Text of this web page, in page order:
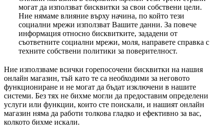
могат да използват бисквитки за свои собствени цели.
Ние нямаме влияние върху начина, по който тези
социални мрежи използват Вашите данни. За повече
информация относно бисквитките, зададени от
съответните социални мрежи, моля, направете справка с
техните собствени политики за поверителност.
Ние използваме всички горепосочени бисквитки на нашия
онлайн магазин, тъй като те са необходими за неговото
функциониране и не могат да бъдат изключени в нашите
системи. Без тях не бихме могли да предоставим определени
услуги или функции, които сте поискали, и нашият онлайн
магазин няма да работи толкова гладко и ефективно за вас,
колкото бихме искали.